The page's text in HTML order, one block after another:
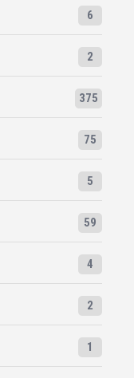
6
2
375
75
5
59
4
2
1